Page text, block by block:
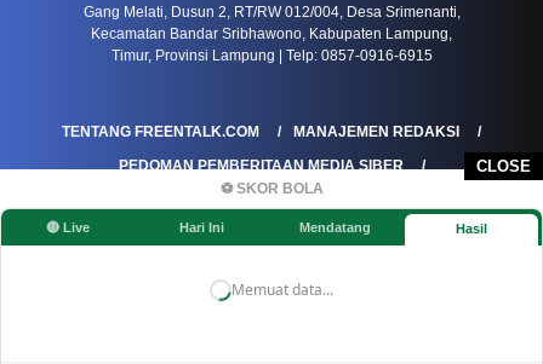
CLOSE
⚽ SKOR BOLA
🔴 Live Hari Ini Mendatang Hasil
Memuat data...
Gang Melati, Dusun 2, RT/RW 012/004, Desa Srimenanti,
Kecamatan Bandar Sribhawono, Kabupaten Lampung,
Timur, Provinsi Lampung | Telp: 0857-0916-6915
TENTANG FREENTALK.COM
MANAJEMEN REDAKSI
PEDOMAN PEMBERITAAN MEDIA SIBER
PEDOMAN PEMBERITAAN RAMAH ANAK
KOREKSI & KLARIFIKASI
KEBIJAKAN IKLAN / ADVERTORIAL